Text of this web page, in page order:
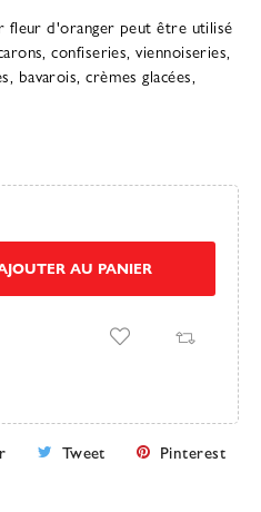
fleur d'oranger peut être utilisé
confiseries, viennoiseries,
bavarois, crèmes glacées,
AU PANIER
Tweet Pinterest